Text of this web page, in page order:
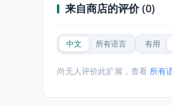
来自商店的评价 (0)
中文 所有语言 有用
尚无人评价此扩展，查看 所有